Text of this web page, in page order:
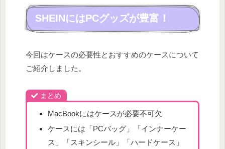
SHEINにはPCグッズが豊富！
今回はケースの必要性とおすすめのケースについて
ご紹介しました。
まとめ
MacBookにはケースが必要不可欠
ケースには「PCバッグ」「インナーケー
ス」「スキンシール」「ハードケース」